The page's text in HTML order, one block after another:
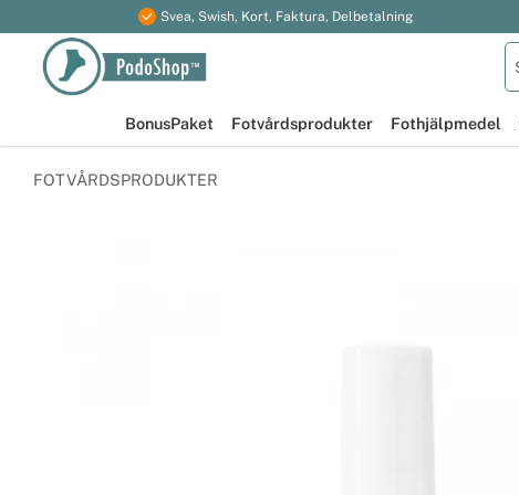
Svea, Swish, Kort, Faktura, Delbetalning
BonusPaket Fotvårdsprodukter Fothjälpmedel
FOTVÅRDSPRODUKTER